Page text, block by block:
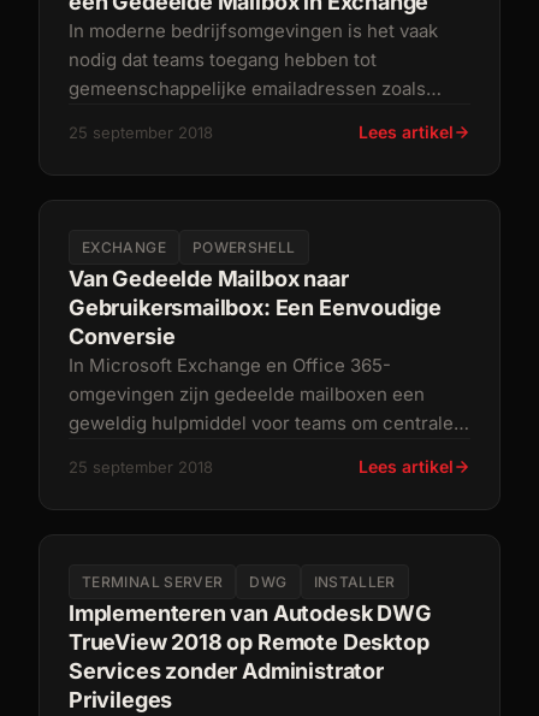
In moderne bedrijfsomgevingen is het vaak
nodig dat teams toegang hebben tot
gemeenschappelijke emailadressen zoals
Micro
25 september 2018 Lees artikel
EXCHANGE POWERSHELL
Van Gedeelde Mailbox naar
Gebruikersmailbox: Een Eenvoudige
Conversie
In Microsoft Exchange en Office 365-
omgevingen zijn gedeelde mailboxen een
geweldig hulpmiddel voor teams om centrale
25 september 2018 Lees artikel
TERMINAL SERVER DWG INSTALLER
Implementeren van Autodesk DWG
TrueView 2018 op Remote Desktop
Services zonder Administrator
Privileges